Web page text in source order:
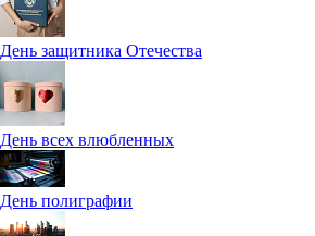
День защитника Отечества
День всех влюбленных
День полиграфии